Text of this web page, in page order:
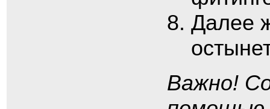
Далее
Важно!